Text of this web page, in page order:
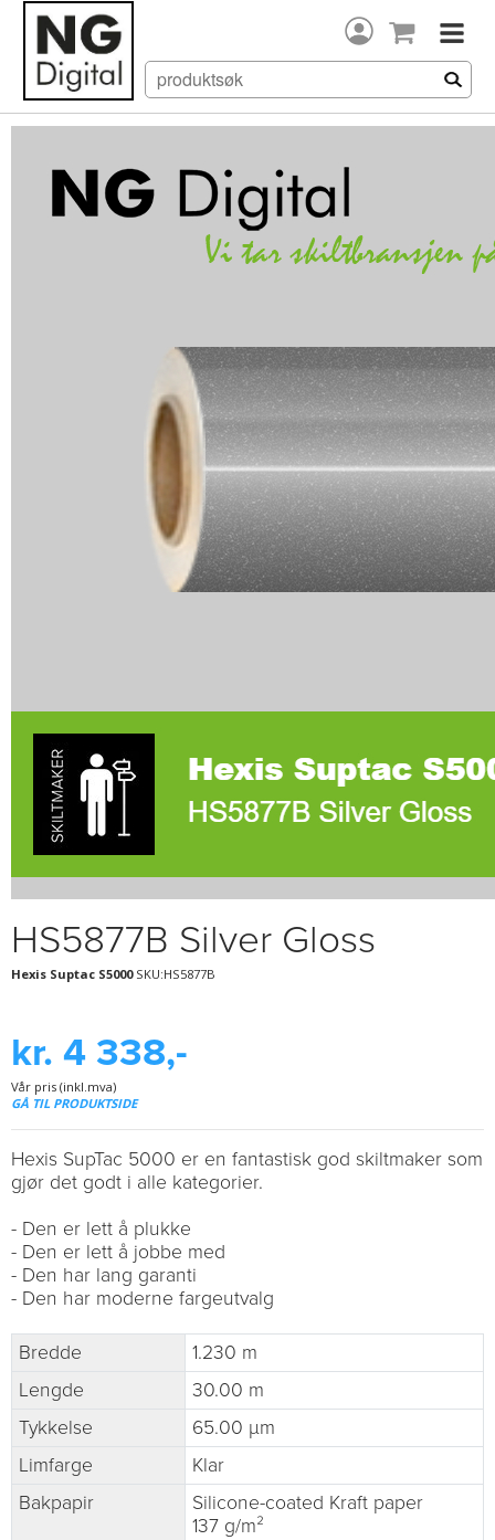
HS5877B Silver Gloss
Hexis Suptac S5000SKU:HS5877B
kr. 4 338,-
Vår pris (inkl.mva)
GÅ TIL PRODUKTSIDE
Hexis SupTac 5000 er en fantastisk god skiltmaker som
gjør det godt i alle kategorier.
- Den er lett å plukke
- Den er lett å jobbe med
- Den har lang garanti
- Den har moderne fargeutvalg
Bredde
1.230 m
Lengde
30.00 m
Tykkelse
65.00 µm
Limfarge
Klar
Bakpapir
Silicone-coated Kraft paper
137 g/m²